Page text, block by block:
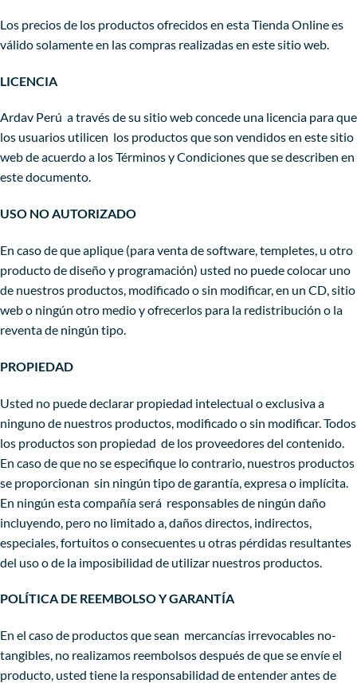
Los precios de los productos ofrecidos en esta Tienda Online es
válido solamente en las compras realizadas en este sitio web.
LICENCIA
Ardav Perú a través de su sitio web concede una licencia para que
los usuarios utilicen los productos que son vendidos en este sitio
web de acuerdo a los Términos y Condiciones que se describen en
este documento.
USO NO AUTORIZADO
En caso de que aplique (para venta de software, templetes, u otro
producto de diseño y programación) usted no puede colocar uno
de nuestros productos, modificado o sin modificar, en un CD, sitio
web o ningún otro medio y ofrecerlos para la redistribución o la
reventa de ningún tipo.
PROPIEDAD
Usted no puede declarar propiedad intelectual o exclusiva a
ninguno de nuestros productos, modificado o sin modificar. Todos
los productos son propiedad de los proveedores del contenido.
En caso de que no se especifique lo contrario, nuestros productos
se proporcionan sin ningún tipo de garantía, expresa o implícita.
En ningún esta compañía será responsables de ningún daño
incluyendo, pero no limitado a, daños directos, indirectos,
especiales, fortuitos o consecuentes u otras pérdidas resultantes
del uso o de la imposibilidad de utilizar nuestros productos.
POLÍTICA DE REEMBOLSO Y GARANTÍA
En el caso de productos que sean mercancías irrevocables no-
tangibles, no realizamos reembolsos después de que se envíe el
producto, usted tiene la responsabilidad de entender antes de